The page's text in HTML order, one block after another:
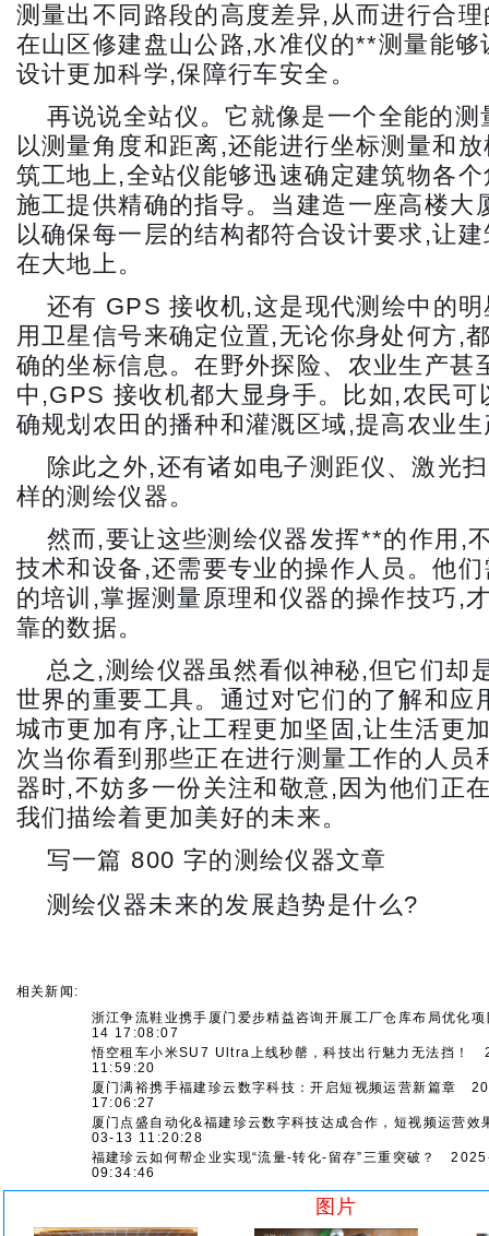
测量出不同路段的高度差异,从而进行合
在山区修建盘山公路,水准仪的**测量能够
设计更加科学,保障行车安全。
再说说全站仪。它就像是一个全能的
以测量角度和距离,还能进行坐标测量和
筑工地上,全站仪能够迅速确定建筑物各
施工提供精确的指导。当建造一座高楼大
以确保每一层的结构都符合设计要求,让
在大地上。
还有 GPS 接收机,这是现代测绘中的
用卫星信号来确定位置,无论你身处何方,
确的坐标信息。在野外探险、农业生产甚
中,GPS 接收机都大显身手。比如,农民可
确规划农田的播种和灌溉区域,提高农业
除此之外,还有诸如电子测距仪、激光
样的测绘仪器。
然而,要让这些测绘仪器发挥**的作用,
技术和设备,还需要专业的操作人员。他
的培训,掌握测量原理和仪器的操作技巧,
靠的数据。
总之,测绘仪器虽然看似神秘,但它们却
世界的重要工具。通过对它们的了解和应
城市更加有序,让工程更加坚固,让生活更
次当你看到那些正在进行测量工作的人员
器时,不妨多一份关注和敬意,因为他们正
我们描绘着更加美好的未来。
写一篇 800 字的测绘仪器文章
测绘仪器未来的发展趋势是什么?
相关新闻:
浙江争流鞋业携手厦门爱步精益咨询开展工厂仓库布局优化项
14 17:08:07
悟空租车小米SU7 Ultra上线秒罄，科技出行魅力无法挡！
11:59:20
厦门满裕携手福建珍云数字科技：开启短视频运营新篇章
17:06:27
厦门点盛自动化&福建珍云数字科技达成合作，短视频运营效
03-13 11:20:28
福建珍云如何帮企业实现“流量-转化-留存”三重突破？
09:34:46
图片